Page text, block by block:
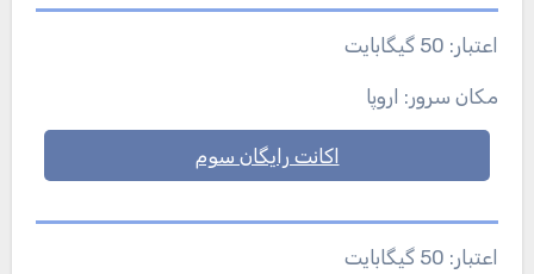
اعتبار: 50 گیگابایت
مکان سرور: اروپا
اکانت رایگان سوم
اعتبار: 50 گیگابایت